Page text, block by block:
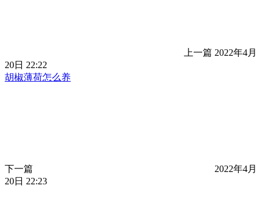
上一篇 2022年4月
20日 22:22
胡椒薄荷怎么养
下一篇
2022年4月
20日 22:23